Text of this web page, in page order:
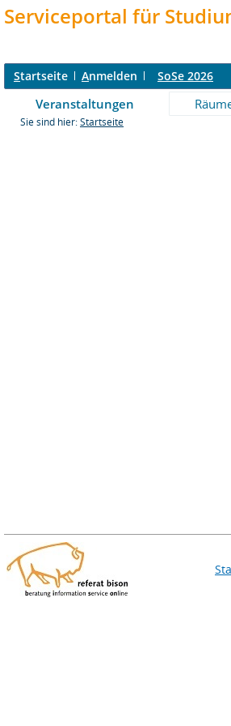
Serviceportal für
Startseite Anmelden SoSe 2026
Veranstaltungen
Sie sind hier: Startseite